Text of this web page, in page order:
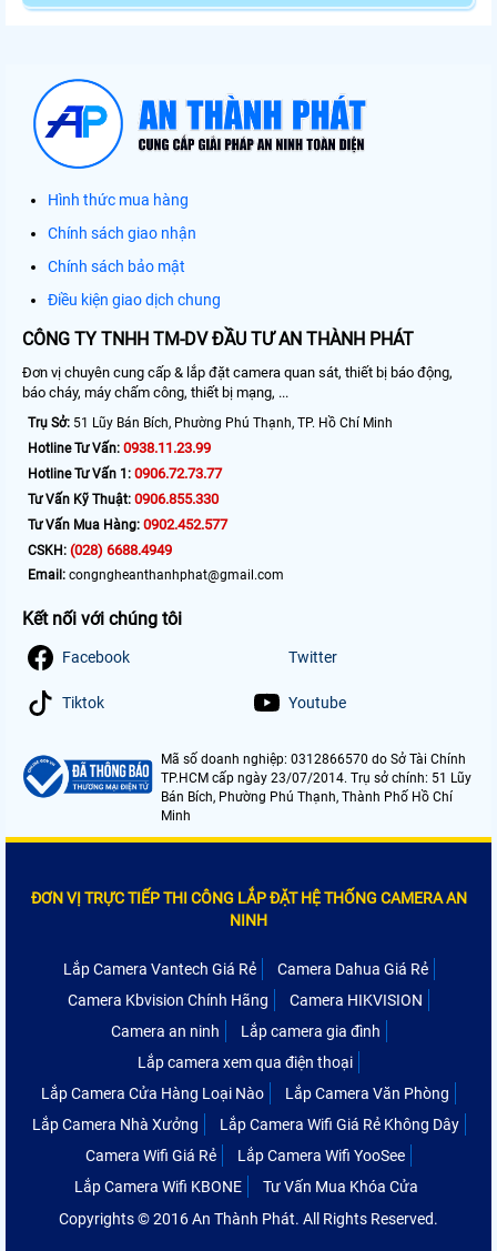
Hình thức mua hàng
Chính sách giao nhận
Chính sách bảo mật
Điều kiện giao dịch chung
CÔNG TY TNHH TM-DV ĐẦU TƯ AN THÀNH PHÁT
Đơn vị chuyên cung cấp & lắp đặt camera quan sát, thiết bị báo động,
báo cháy, máy chấm công, thiết bị mạng, ...
Trụ Sở: 51 Lũy Bán Bích, Phường Phú Thạnh, TP. Hồ Chí Minh
Hotline Tư Vấn: 0938.11.23.99
Hotline Tư Vấn 1: 0906.72.73.77
Tư Vấn Kỹ Thuật: 0906.855.330
Tư Vấn Mua Hàng: 0902.452.577
CSKH: (028) 6688.4949
Email: congngheanthanhphat@gmail.com
Kết nối với chúng tôi
Facebook Twitter
Tiktok Youtube
Mã số doanh nghiệp: 0312866570 do Sở Tài Chính
TP.HCM cấp ngày 23/07/2014. Trụ sở chính: 51 Lũy
Bán Bích, Phường Phú Thạnh, Thành Phố Hồ Chí
Minh
ĐƠN VỊ TRỰC TIẾP THI CÔNG LẮP ĐẶT HỆ THỐNG CAMERA AN
NINH
Lắp Camera Vantech Giá Rẻ
Camera Dahua Giá Rẻ
Camera Kbvision Chính Hãng
Camera HIKVISION
Camera an ninh
Lắp camera gia đình
Lắp camera xem qua điện thoại
Lắp Camera Cửa Hàng Loại Nào
Lắp Camera Văn Phòng
Lắp Camera Nhà Xưởng
Lắp Camera Wifi Giá Rẻ Không Dây
Camera Wifi Giá Rẻ
Lắp Camera Wifi YooSee
Lắp Camera Wifi KBONE
Tư Vấn Mua Khóa Cửa
Copyrights © 2016 An Thành Phát. All Rights Reserved.